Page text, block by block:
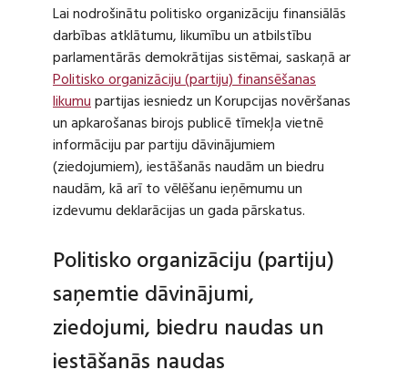
Lai nodrošinātu politisko organizāciju finansiālās
darbības atklātumu, likumību un atbilstību
parlamentārās demokrātijas sistēmai, saskaņā ar
Politisko organizāciju (partiju) finansēšanas
likumupartijas iesniedz un Korupcijas novēršanas
un apkarošanas birojs publicē tīmekļa vietnē
informāciju par partiju dāvinājumiem
(ziedojumiem), iestāšanās naudām un biedru
naudām, kā arī to vēlēšanu ieņēmumu un
izdevumu deklarācijas un gada pārskatus.
Politisko organizāciju (partiju)
saņemtie dāvinājumi,
ziedojumi, biedru naudas un
iestāšanās naudas